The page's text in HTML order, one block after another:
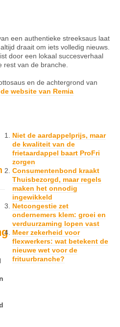
een authentieke streeksaus laat
draait om iets volledig nieuws.
door een lokaal succesverhaal
van de branche.
en de achtergrond van
de website van Remia
Niet de aardappelprijs, maar
de kwaliteit van de
frietaardappel baart ProFri
zorgen
Consumentenbond kraakt
Thuisbezorgd, maar regels
maken het onnodig
ingewikkeld
Netcongestie zet
ondernemers klem: groei en
verduurzaming lopen vast
Meer zekerheid voor
flexwerkers: wat betekent de
nieuwe wet voor de
frituurbranche?